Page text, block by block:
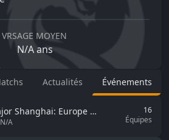
AGE MOYEN
N/Aans
Actualités Événements
Shanghai: Europe Closed Qualifier B 2024
N/A
16
Équipes